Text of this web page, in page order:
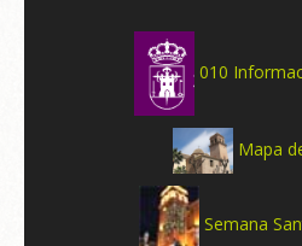
010
Mapa
Semana